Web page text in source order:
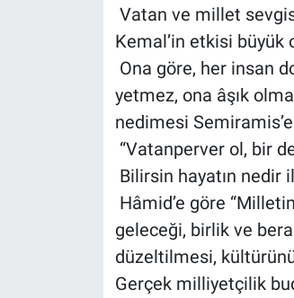
Vatan ve millet
Kemal’in etkisi büyük
Ona göre, her insan
yetmez, ona âşık
nedimesi
“Vatanperver ol, bir
Bilirsin hayatın nedir
Hâmid’e göre
geleceği, birlik ve
düzeltilmesi,
Gerçek milliyetçilik